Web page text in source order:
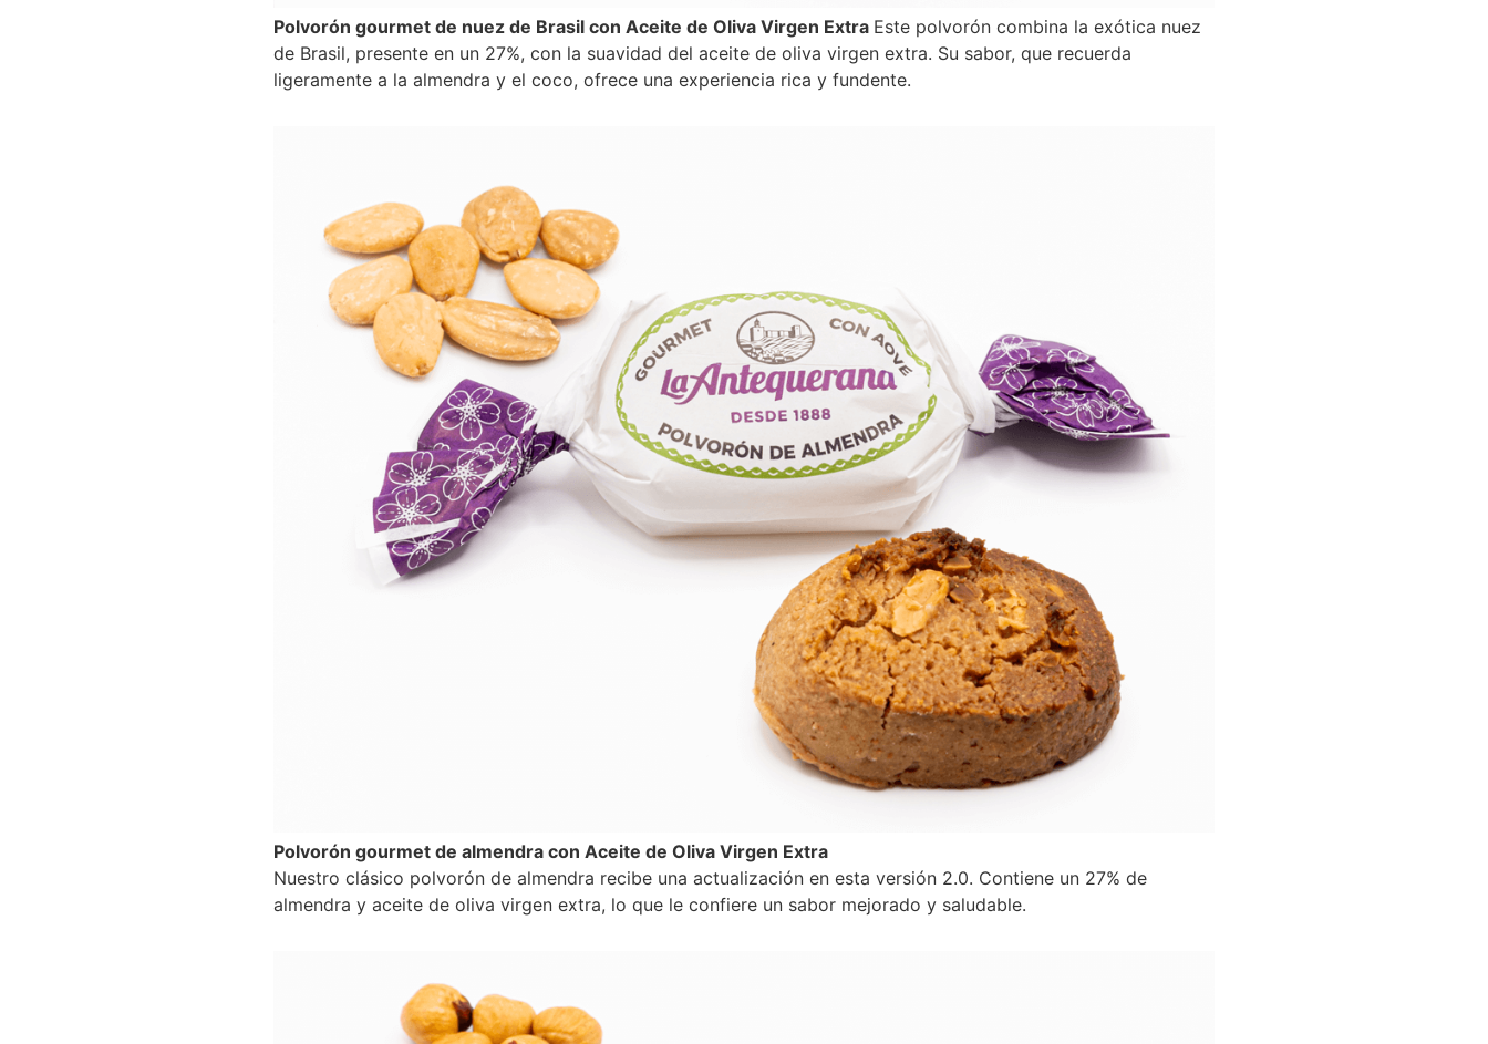
Polvorón gourmet de nuez de Brasil con Aceite de Oliva Virgen Extra Este polvorón combina la exótica nuez
de Brasil, presente en un 27%, con la suavidad del aceite de oliva virgen extra. Su sabor, que recuerda
ligeramente a la almendra y el coco, ofrece una experiencia rica y fundente.
Polvorón gourmet de almendra con Aceite de Oliva Virgen Extra
Nuestro clásico polvorón de almendra recibe una actualización en esta versión 2.0. Contiene un 27% de
almendra y aceite de oliva virgen extra, lo que le confiere un sabor mejorado y saludable.